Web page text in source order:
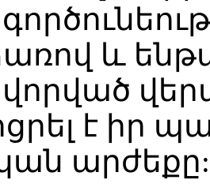
և
է իր
արժեքը: